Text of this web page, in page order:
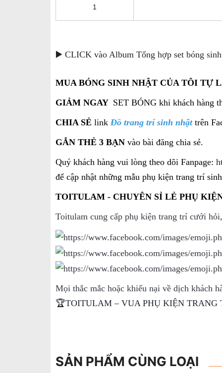
1
▶️ CLICK vào Album Tổng hợp set bóng
MUA BÓNG SINH NHẬT CỦA TÔI TỰ
GIẢM NGAY SET BÓNG khi khách hàng
CHIA SẺ link Đồ trang trí sinh nhậttrên
GẮN THẺ 3 BẠN vào bài đăng chia sẻ.
Quý khách hàng vui lòng theo dõi Fanpage:
để cập nhật những mẫu phụ kiện trang trí
TOITULAM - CHUYÊN SỈ LẺ PHỤ
Toitulam cung cấp phụ kiện trang trí cưới
Mọi thắc mắc hoặc khiếu nại về dịch khách
🏆TOITULAM – VUA PHỤ KIỆN
SẢN PHẨM CÙNG LOẠI